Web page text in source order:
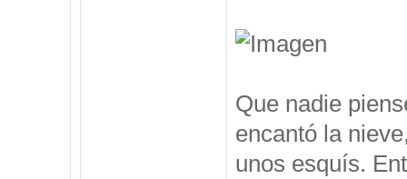
Que nadie
encantó la
unos esquís.